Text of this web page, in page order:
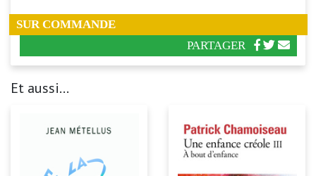
SUR COMMANDE
PARTAGER
Et aussi...